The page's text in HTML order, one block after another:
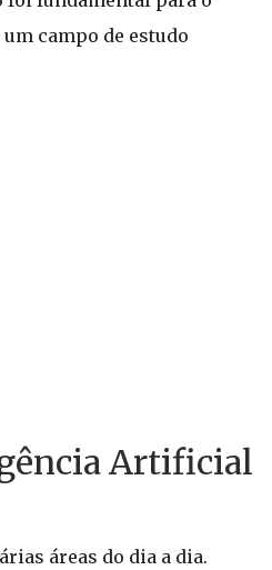
campo de estudo
Artificial
áreas do dia a dia.